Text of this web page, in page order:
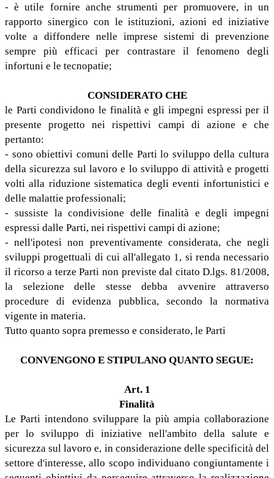
- è utile fornire anche strumenti per promuovere, in un
rapporto sinergico con le istituzioni, azioni ed iniziative
volte a diffondere nelle imprese sistemi di prevenzione
sempre più efficaci per contrastare il fenomeno degli
infortuni e le tecnopatie;
CONSIDERATO CHE
le Parti condividono le finalità e gli impegni espressi per il
presente progetto nei rispettivi campi di azione e che
pertanto:
- sono obiettivi comuni delle Parti lo sviluppo della cultura
della sicurezza sul lavoro e lo sviluppo di attività e progetti
volti alla riduzione sistematica degli eventi infortunistici e
delle malattie professionali;
- sussiste la condivisione delle finalità e degli impegni
espressi dalle Parti, nei rispettivi campi di azione;
- nell'ipotesi non preventivamente considerata, che negli
sviluppi progettuali di cui all'allegato 1, si renda necessario
il ricorso a terze Parti non previste dal citato D.lgs. 81/2008,
la selezione delle stesse debba avvenire attraverso
procedure di evidenza pubblica, secondo la normativa
vigente in materia.
Tutto quanto sopra premesso e considerato, le Parti
CONVENGONO E STIPULANO QUANTO SEGUE:
Art. 1
Finalità
Le Parti intendono sviluppare la più ampia collaborazione
per lo sviluppo di iniziative nell'ambito della salute e
sicurezza sul lavoro e, in considerazione delle specificità del
settore d'interesse, allo scopo individuano congiuntamente i